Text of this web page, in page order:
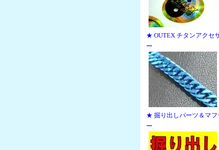
★ OUTEX チタンアクセ
ー
★ 掘り出しパーツ＆マフ
ー